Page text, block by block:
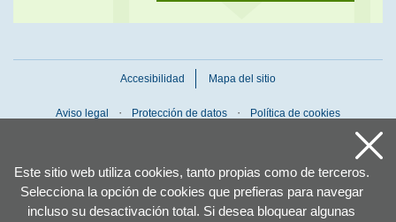
Este sitio web utiliza cookies, tanto propias como de terceros.
Selecciona la opción de cookies que prefieras para navegar
incluso su desactivación total. Si desea bloquear algunas
Accesibilidad Mapa del sitio
Aviso legal Protección de datos Política de cookies